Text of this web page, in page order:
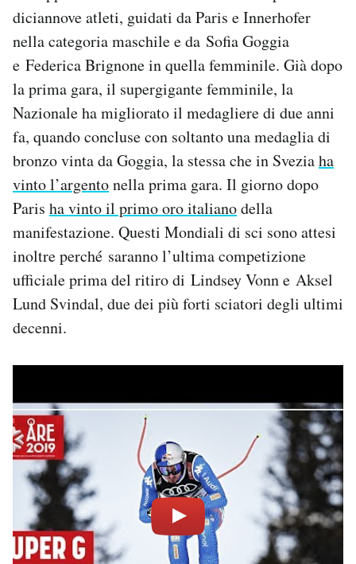
diciannove atleti, guidati da Paris e Innerhofer
nella categoria maschile e da Sofia Goggia
e Federica Brignone in quella femminile. Già dopo
la prima gara, il supergigante femminile, la
Nazionale ha migliorato il medagliere di due anni
fa, quando concluse con soltanto una medaglia di
bronzo vinta da Goggia, la stessa che in Sveziaha
vinto l’argentonella prima gara. Il giorno dopo
Paris ha vinto il primo oro italianodella
manifestazione. Questi Mondiali di sci sono attesi
inoltre perché saranno l’ultima competizione
ufficiale prima del ritiro di Lindsey Vonn e Aksel
Lund Svindal, due dei più forti sciatori degli ultimi
decenni.